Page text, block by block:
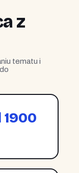
z
tematu i
1900